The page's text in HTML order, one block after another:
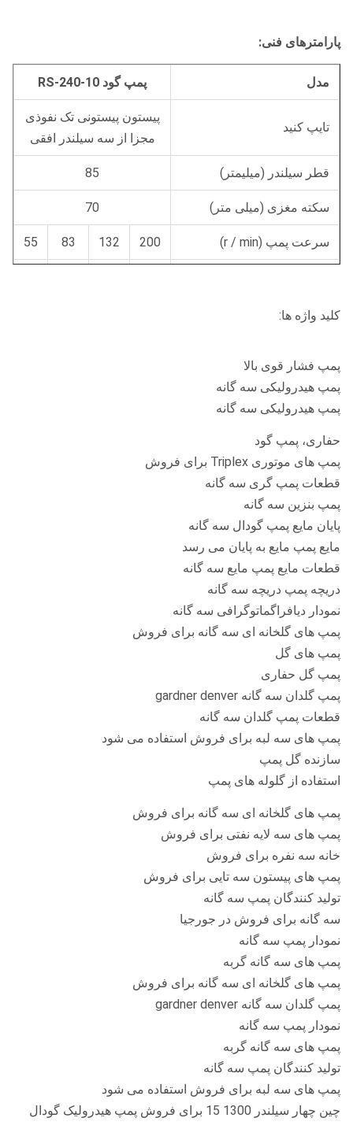
پارامترهای فنی:
مدل پمپ گود RS-240-10
تایپ کنید
پیستون پیستونی تک نفوذی
مجزا از سه سیلندر افقی
قطر سیلندر (میلیمتر) 85
سکته مغزی (میلی متر) 70
سرعت پمپ (r / min) 200
132
83
55
فشار (MPa)
ابعاد بیرونی (میلی متر)
وزن (کیلوگرم)
کلید واژه ها:
پمپ فشار قوی بالا
پمپ هیدرولیکی سه گانه
پمپ هیدرولیکی سه گانه
حفاری، پمپ گود
پمپ های موتوری Triplex برای فروش
قطعات پمپ گری سه گانه
پمپ بنزین سه گانه
پایان مایع پمپ گودال سه گانه
مایع پمپ مایع به پایان می رسد
قطعات مايع پمپ مايع سه گانه
دریچه پمپ دریچه سه گانه
نمودار دیافراگماتوگرافی سه گانه
پمپ های گلخانه ای سه گانه برای فروش
پمپ های گل
پمپ گل حفاری
پمپ گلدان سه گانه gardner denver
قطعات پمپ گلدان سه گانه
پمپ های سه لبه برای فروش استفاده می شود
سازنده گل پمپ
استفاده از گلوله های پمپ
پمپ های گلخانه ای سه گانه برای فروش
پمپ های سه لایه نفتی برای فروش
خانه سه نفره برای فروش
پمپ های پیستون سه تایی برای فروش
تولید کنندگان پمپ سه گانه
سه گانه برای فروش در جورجیا
نمودار پمپ سه گانه
پمپ های سه گانه گربه
پمپ های گلخانه ای سه گانه برای فروش
پمپ گلدان سه گانه gardner denver
نمودار پمپ سه گانه
پمپ های سه گانه گربه
تولید کنندگان پمپ سه گانه
پمپ های سه لبه برای فروش استفاده می شود
چین چهار سیلندر 1300 15 برای فروش پمپ هیدرولیک گودال